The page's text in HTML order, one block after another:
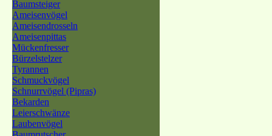
Baumsteiger
Ameisenvögel
Ameisendrosseln
Ameisenpittas
Mückenfresser
Bürzelstelzer
Tyrannen
Schmuckvögel
Schnurrvögel (Pipras)
Bekarden
Leierschwänze
Laubenvögel